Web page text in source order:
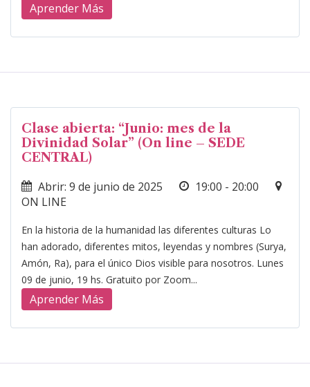
Aprender Más
Clase abierta: “Junio: mes de la
Divinidad Solar” (On line – SEDE
CENTRAL)
Abrir: 9 de junio de 2025
19:00 - 20:00
ON LINE
En la historia de la humanidad las diferentes culturas Lo
han adorado, diferentes mitos, leyendas y nombres (Surya,
Amón, Ra), para el único Dios visible para nosotros. Lunes
09 de junio, 19 hs. Gratuito por Zoom...
Aprender Más